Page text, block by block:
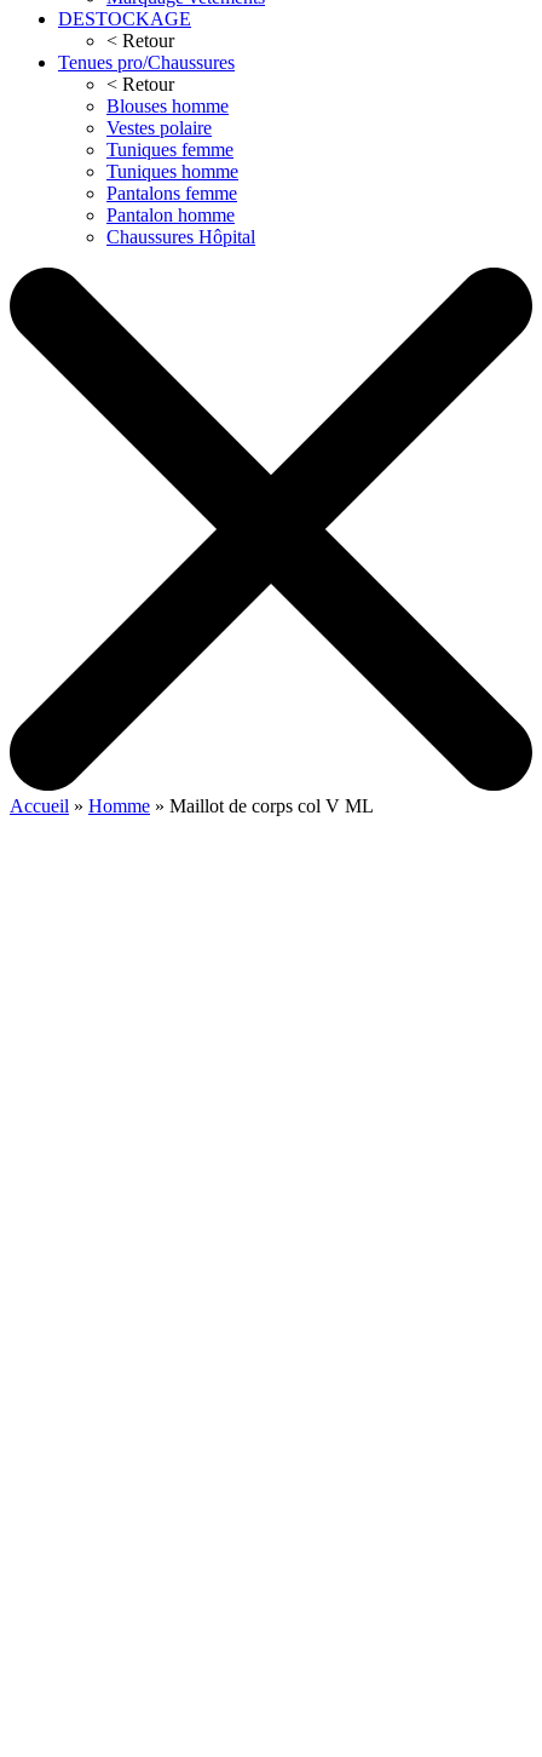
DESTOCKAGE
< Retour
Tenues pro/Chaussures
< Retour
Blouses homme
Vestes polaire
Tuniques femme
Tuniques homme
Pantalons femme
Pantalon homme
Chaussures Hôpital
Accueil » Homme » Maillot de corps col V ML